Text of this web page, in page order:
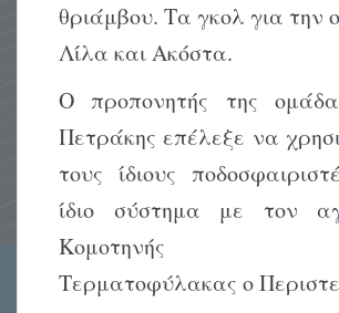
θριάμβου. Τα γκολ για την
Λίλα και Ακόστα.
Ο προπονητής της
Πετράκης επέλεξε να
τους ίδιους
ίδιο σύστημα με τον
Κομοτηνής
Τερματοφύλακας ο